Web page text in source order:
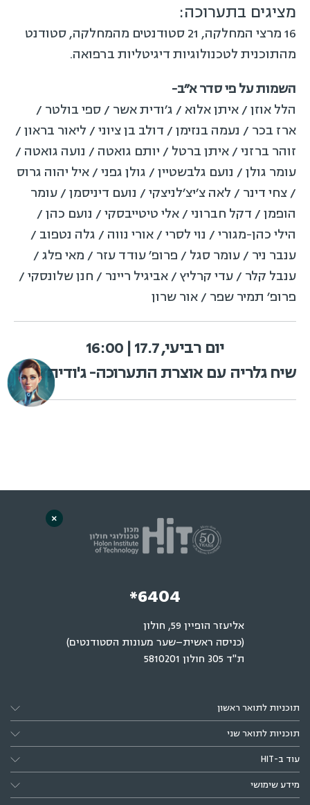
מציגים בתערוכה:
16 מרצי המחלקה, 21 סטודנטים מהמחלקה, סטודנט
מהתוכנית לטכנולוגיות דיגיטליות ברפואה.
השמות על פי סדר א״ב-
הלל אוזן / איתן אלוא / ג׳ודית אשר / ספי בולטר /
ארז בכר / נעמה בנזימן / דולב בן ציוני / ליאור בראון /
זוהר ברזני / איתן ברטל / יותם גואטה / נועה גואטה /
עומר גולן / נועם גלבשטיין / גולן גפני / איל יהוה גרוס
/ צחי דינר / לאה צ׳יצ׳לניצקי / נועם דיניסמן / עומר
הופמן / דקל חברוני / אלי טיטייבסקי / נועם כהן /
הילי כהן-מגורי / נוי לסרי / אורי נווה / גלה נטפוב /
ענבר ניר / עומר סגל / פרופ׳ עודד עזר / מאי פלג /
ענבל קלר / עדי קרליץ / אביגיל ריינר / חנן שלונסקי /
פרופ׳ תמיר שפר / אור שרון
יום רביעי, 17.7 | 16:00
שיח גלריה עם אוצרת התערוכה- ג'ודית אשר
*6404
אליעזר הופיין 59, חולון
(כניסה ראשית–שער מעונות הסטודנטים)
ת"ד 305 חולון 5810201
תוכניות לתואר ראשון
תוכניות לתואר שני
עוד ב-HIT
מידע שימושי
×